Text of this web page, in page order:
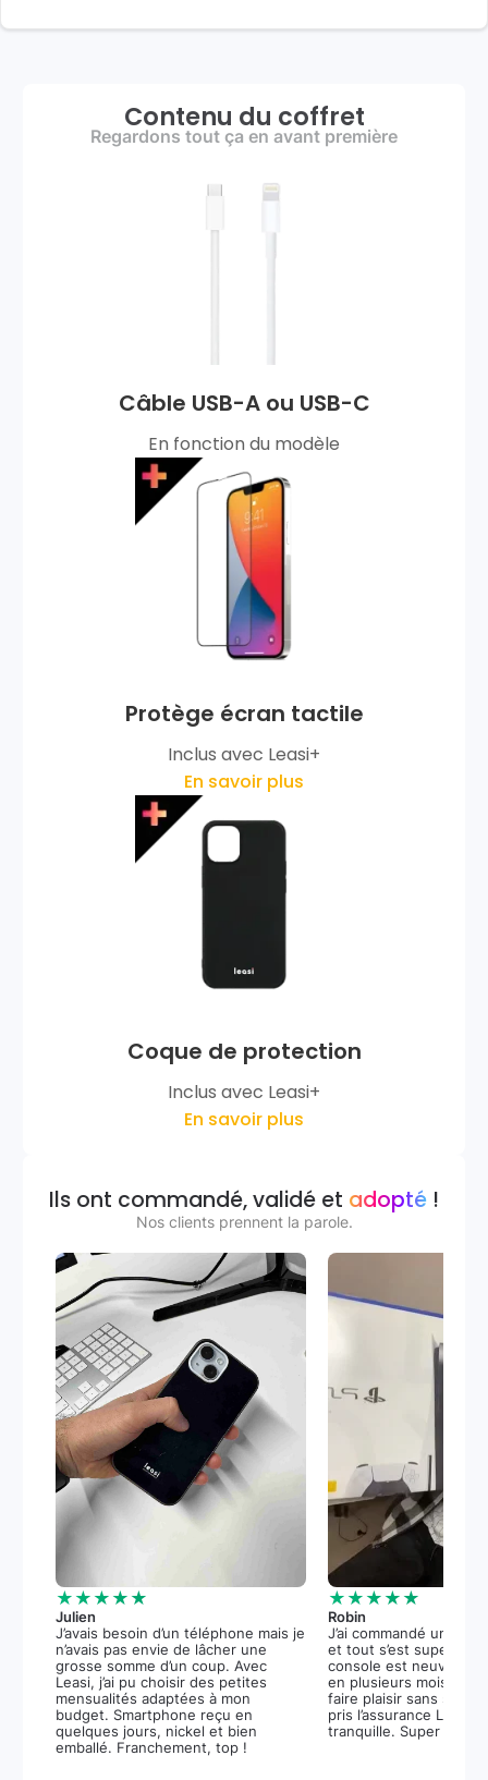
Contenu du coffret
Regardons tout ça en avant première
Câble USB-A ou USB-C
En fonction du modèle
Protège écran tactile
Inclus avec Leasi+
En savoir plus
Coque de protection
Inclus avec Leasi+
En savoir plus
Ils ont commandé, validé et adopté !
Nos clients prennent la parole.
★★★★★
Julien
J’avais besoin d’un téléphone mais je
n’avais pas envie de lâcher une
grosse somme d’un coup. Avec
Leasi, j’ai pu choisir des petites
mensualités adaptées à mon
budget. Smartphone reçu en
quelques jours, nickel et bien
emballé. Franchement, top !
★★★★★
Robin
J’ai commandé une
et tout s’est super
console est neuve, et
en plusieurs mois m’a
faire plaisir sans stress.
pris l’assurance
tranquille. Super